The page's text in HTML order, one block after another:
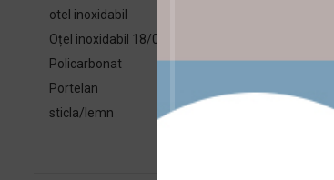
otel inoxidabil
Oțel inoxidabil 18/0, ABS
Policarbonat 1
Portelan
sticla/lemn